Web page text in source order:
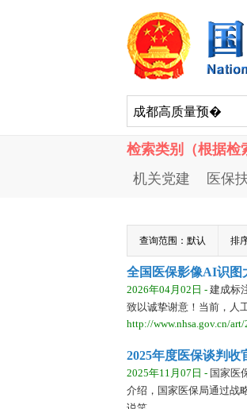
检索类别（根据检
机关党建
医保
查询范围： 默认 排
全国医保影像AI识图
2026年04月02日 - 建成标
致以诚挚谢意！当前，人
http://www.nhsa.gov.cn/
2025年度医保谈判收
2025年11月07日 - 国家医
介绍，国家医保局通过战